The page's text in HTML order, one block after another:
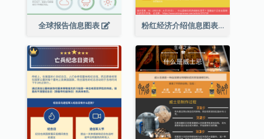
全球报告信息图表 粉红经济介绍信息图表